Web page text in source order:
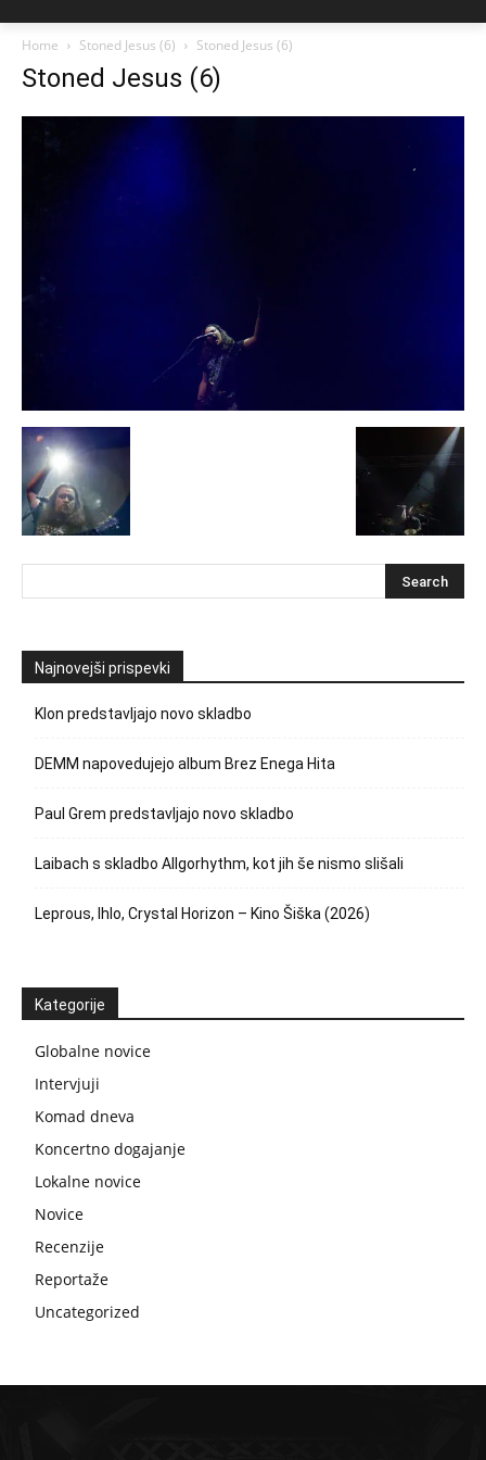
Home Stoned Jesus (6) Stoned Jesus (6)
Stoned Jesus (6)
Najnovejši prispevki
Klon predstavljajo novo skladbo
DEMM napovedujejo album Brez Enega Hita
Paul Grem predstavljajo novo skladbo
Laibach s skladbo Allgorhythm, kot jih še nismo slišali
Leprous, Ihlo, Crystal Horizon – Kino Šiška (2026)
Kategorije
Globalne novice
Intervjuji
Komad dneva
Koncertno dogajanje
Lokalne novice
Novice
Recenzije
Reportaže
Uncategorized